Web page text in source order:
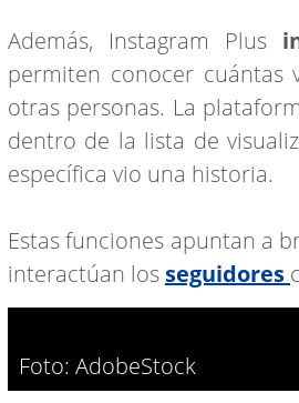
Además, Instagram Plus
permiten conocer cuántas
otras personas. La
dentro de la lista de
específica vio una historia.
Estas funciones apuntan a
interactúan los seguidores
Foto: AdobeStock